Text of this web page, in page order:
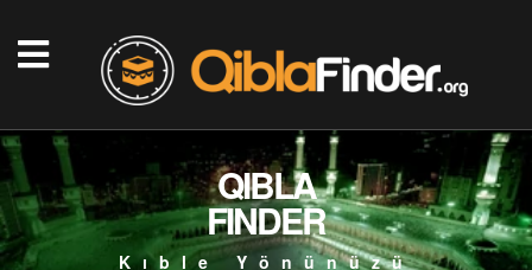
QIBLA
FINDER
Kıble Yönünüzü